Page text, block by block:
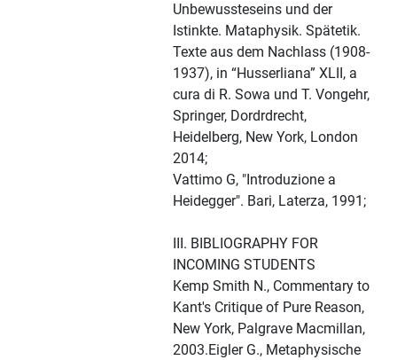
Unbewussteseins und der
Istinkte. Mataphysik. Spätetik.
Texte aus dem Nachlass (1908-
1937), in “Husserliana” XLII, a
cura di R. Sowa und T. Vongehr,
Springer, Dordrdrecht,
Heidelberg, New York, London
2014;
Vattimo G, "Introduzione a
Heidegger". Bari, Laterza, 1991;
III. BIBLIOGRAPHY FOR
INCOMING STUDENTS
Kemp Smith N., Commentary to
Kant's Critique of Pure Reason,
New York, Palgrave Macmillan,
2003.Eigler G., Metaphysische